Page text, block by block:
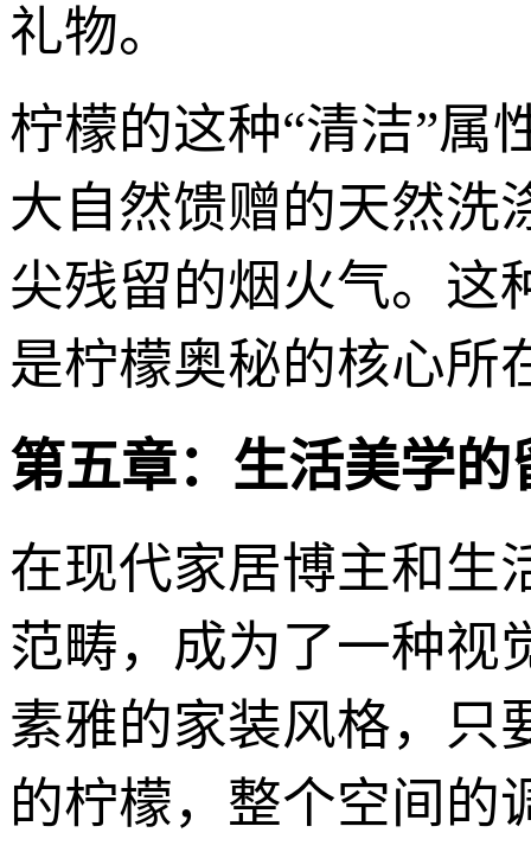
礼物。
柠檬的这种“清洁”属
大自然馈赠的天然洗
尖残留的烟火气。这
是柠檬奥秘的核心所
第五章：生活美学的
在现代家居博主和生
范畴，成为了一种视
素雅的家装风格，只
的柠檬，整个空间的